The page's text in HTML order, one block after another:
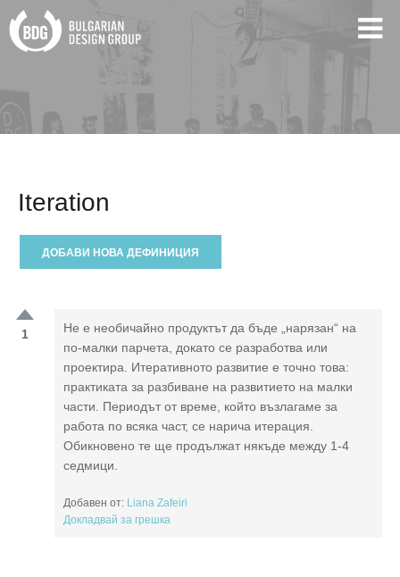
Iteration
ДОБАВИ НОВА ДЕФИНИЦИЯ
1
Не е необичайно продуктът да бъде „нарязан“ на
по-малки парчета, докато се разработва или
проектира. Итеративното развитие е точно това:
практиката за разбиване на развитието на малки
части. Периодът от време, който възлагаме за
работа по всяка част, се нарича итерация.
Обикновено те ще продължат някъде между 1-4
седмици.
Добавен от: Liana Zafeiri
Докладвай за грешка